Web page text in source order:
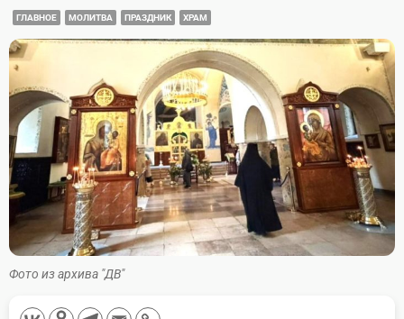
ГЛАВНОЕ МОЛИТВА ПРАЗДНИК ХРАМ
Фото из архива "ДВ"